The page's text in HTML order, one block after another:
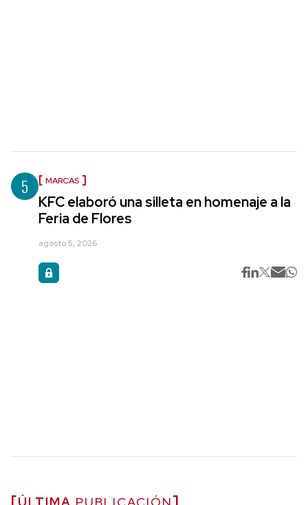
5 MARCAS
KFC elaboró una silleta en homenaje a la
Feria de Flores
agosto 5, 2026
ÚLTIMA PUBLICACIÓN